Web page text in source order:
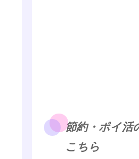
節約・ポイ活
こちら